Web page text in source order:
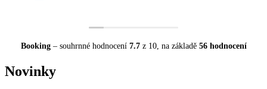
Booking– souhrnné hodnocení 7.7z 10, na základě 56 hodnocení
Novinky